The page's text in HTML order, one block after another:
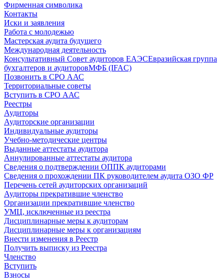
Фирменная символика
Контакты
Иски и заявления
Работа с молодежью
Мастерская аудита будущего
Международная деятельность
Консультативный Совет аудиторов ЕАЭСЕвразийская группа
бухгалтеров и аудиторовМФБ (IFAC)
Позвонить в СРО ААС
Территориальные советы
Вступить в СРО ААС
Реестры
Аудиторы
Аудиторские организации
Индивидуальные аудиторы
Учебно-методические центры
Выданные аттестаты аудитора
Аннулированные аттестаты аудитора
Сведения о подтверждении ОППК аудиторами
Сведения о прохождении ПК руководителем аудита ОЗО ФР
Перечень сетей аудиторских организаций
Аудиторы прекратившие членство
Организации прекратившие членство
УМЦ, исключенные из реестра
Дисциплинарные меры к аудиторам
Дисциплинарные меры к организациям
Внести изменения в Реестр
Получить выписку из Реестра
Членство
Вступить
Взносы